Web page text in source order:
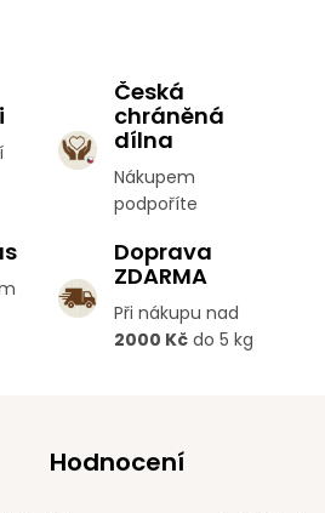
Česká
chráněná
dílna
Nákupem
podpoříte
Doprava
ZDARMA
Při nákupu nad
2000 Kč do 5 kg
Hodnocení